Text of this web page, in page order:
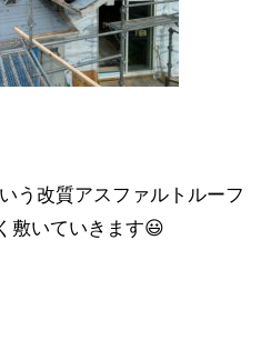
う改質アスファルトルーフ
敷いていきます😃